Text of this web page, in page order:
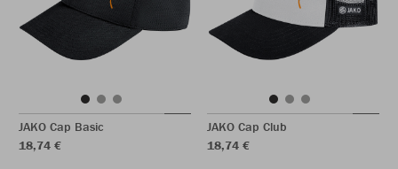
JAKO Cap Basic
18,74 €
JAKO Cap Club
18,74 €